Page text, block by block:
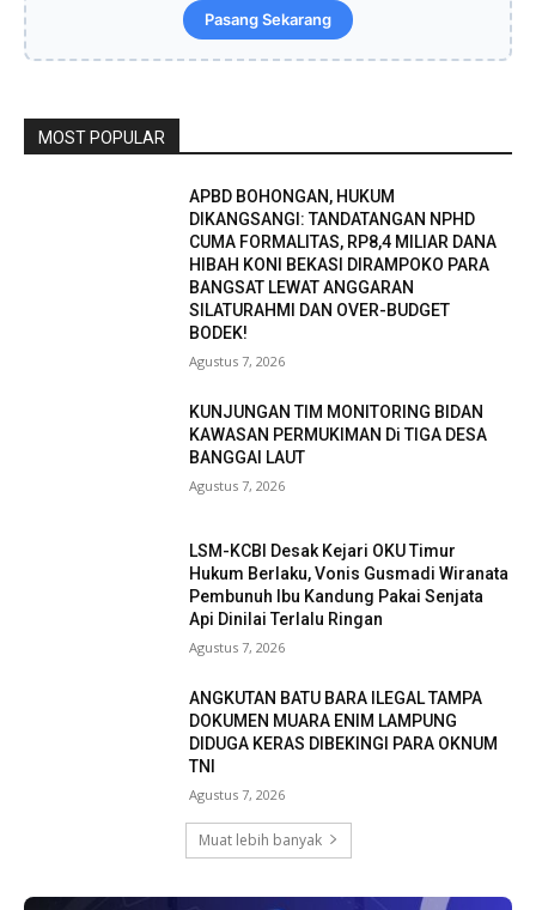
Pasang Sekarang
MOST POPULAR
APBD BOHONGAN, HUKUM
DIKANGSANGI: TANDATANGAN NPHD
CUMA FORMALITAS, RP8,4 MILIAR DANA
HIBAH KONI BEKASI DIRAMPOKO PARA
BANGSAT LEWAT ANGGARAN
SILATURAHMI DAN OVER-BUDGET
BODEK!
Agustus 7, 2026
KUNJUNGAN TIM MONITORING BIDAN
KAWASAN PERMUKIMAN Di TIGA DESA
BANGGAI LAUT
Agustus 7, 2026
LSM-KCBI Desak Kejari OKU Timur
Hukum Berlaku, Vonis Gusmadi Wiranata
Pembunuh Ibu Kandung Pakai Senjata
Api Dinilai Terlalu Ringan
Agustus 7, 2026
ANGKUTAN BATU BARA ILEGAL TAMPA
DOKUMEN MUARA ENIM LAMPUNG
DIDUGA KERAS DIBEKINGI PARA OKNUM
TNI
Agustus 7, 2026
Muat lebih banyak